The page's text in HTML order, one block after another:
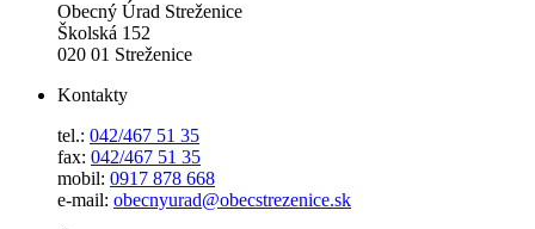
Obecný Úrad Streženice
Školská 152
020 01 Streženice
Kontakty
tel.: 042/467 51 35
fax: 042/467 51 35
mobil: 0917 878 668
e-mail: obecnyurad@obecstrezenice.sk